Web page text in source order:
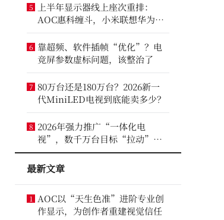
5
上半年显示器线上座次重排：
AOC惠科缠斗，小米联想华为进
前八
6 靠超频、软件插帧“优化”？电
竞屏参数虚标问题，该整治了
7 80万台还是180万台？2026新一
代MiniLED电视到底能卖多少？
8 2026年强力推广“一体化电
视”，数千万台目标“拉动”彩
电业？
最新文章
1
AOC以“天生色准”进阶专业创
作显示，为创作者重建视觉信任